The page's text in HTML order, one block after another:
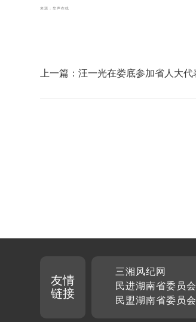
来源：华声在线
上一篇：汪一光在娄底参加省人大
友情
链接
三湘风纪网
民进湖南省委员会
民盟湖南省委员会